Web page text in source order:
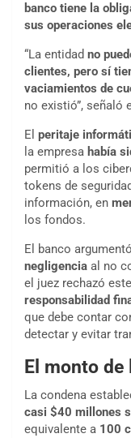
banco tiene la
sus operaciones
“La entidad no
clientes, pero sí
vaciamientos de
no existió”, señaló
El peritaje
la empresa había
permitió a los
tokens de
información, en
los fondos.
El banco
negligencia al no
el juez rechazó
responsabilidad
que debe contar
detectar y evitar
El monto
La condena
casi $40 millones
equivalente a 100